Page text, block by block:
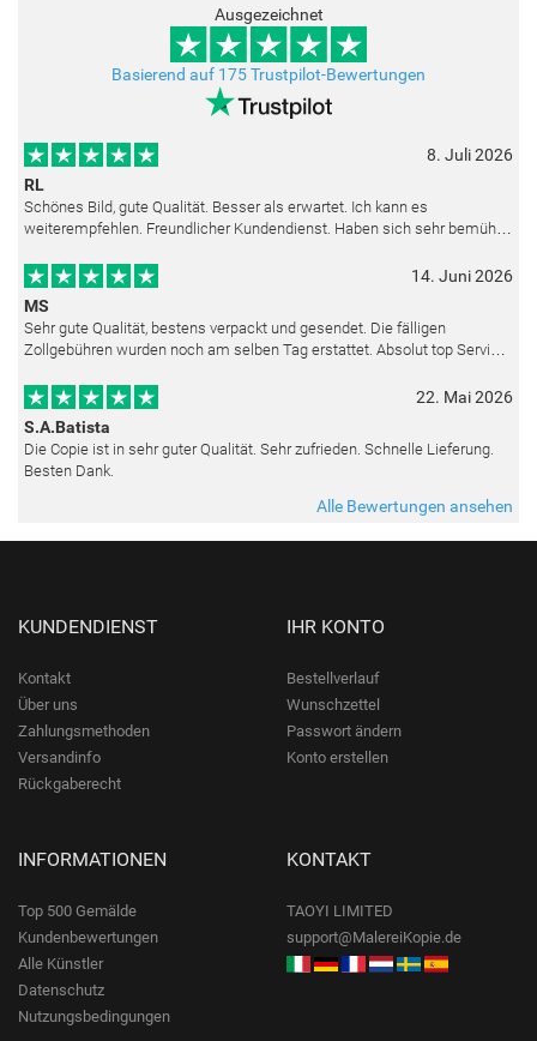
Ausgezeichnet
Basierend auf 175 Trustpilot-Bewertungen
8. Juli 2026
RL
Schönes Bild, gute Qualität. Besser als erwartet. Ich kann es
weiterempfehlen. Freundlicher Kundendienst. Haben sich sehr bemüht
14. Juni 2026
MS
Sehr gute Qualität, bestens verpackt und gesendet. Die fälligen
Zollgebühren wurden noch am selben Tag erstattet. Absolut top Service
22. Mai 2026
S.A.Batista
Die Copie ist in sehr guter Qualität. Sehr zufrieden. Schnelle Lieferung.
Besten Dank.
Alle Bewertungen ansehen
KUNDENDIENST
Kontakt
Über uns
Zahlungsmethoden
Versandinfo
Rückgaberecht
IHR KONTO
Bestellverlauf
Wunschzettel
Passwort ändern
Konto erstellen
INFORMATIONEN
Top 500 Gemälde
Kundenbewertungen
Alle Künstler
Datenschutz
Nutzungsbedingungen
KONTAKT
TAOYI LIMITED
support@MalereiKopie.de